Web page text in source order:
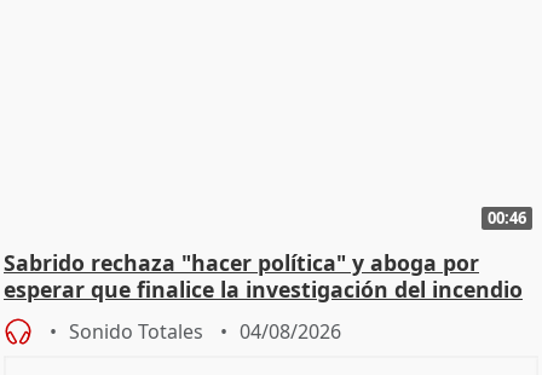
00:46
Sabrido rechaza "hacer política" y aboga por
esperar que finalice la investigación del incendio
Sonido Totales 04/08/2026